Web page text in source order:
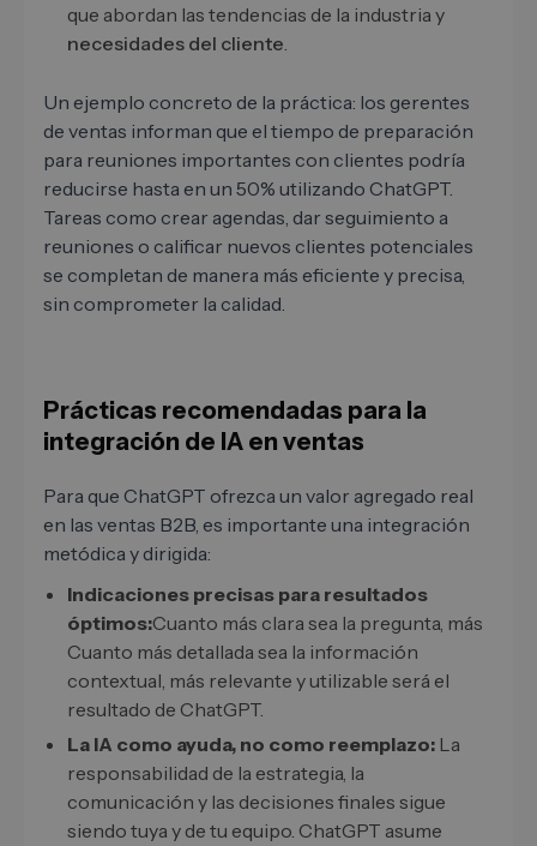
que abordan las tendencias de la industria y
necesidades del cliente.
Un ejemplo concreto de la práctica: los gerentes
de ventas informan que el tiempo de preparación
para reuniones importantes con clientes podría
reducirse hasta en un 50% utilizando ChatGPT.
Tareas como crear agendas, dar seguimiento a
reuniones o calificar nuevos clientes potenciales
se completan de manera más eficiente y precisa,
sin comprometer la calidad.
Prácticas recomendadas para la
integración de IA en ventas
Para que ChatGPT ofrezca un valor agregado real
en las ventas B2B, es importante una integración
metódica y dirigida:
Indicaciones precisas para resultados
óptimos:Cuanto más clara sea la pregunta, más
Cuanto más detallada sea la información
contextual, más relevante y utilizable será el
resultado de ChatGPT.
La IA como ayuda, no como reemplazo: La
responsabilidad de la estrategia, la
comunicación y las decisiones finales sigue
siendo tuya y de tu equipo. ChatGPT asume